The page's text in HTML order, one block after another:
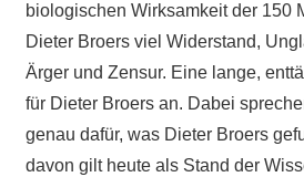
biologischen Wirksamkeit der 150
Dieter Broers viel Widerstand,
Ärger und Zensur. Eine lange,
für Dieter Broers an. Dabei
genau dafür, was Dieter Broers
davon gilt heute als Stand der